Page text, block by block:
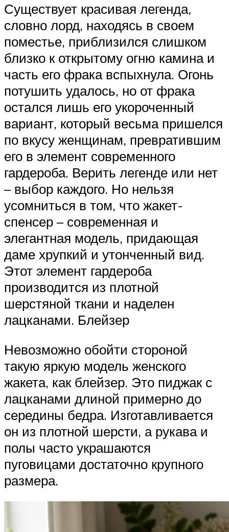
Существует красивая легенда,
словно лорд, находясь в своем
поместье, приблизился слишком
близко к открытому огню камина и
часть его фрака вспыхнула. Огонь
потушить удалось, но от фрака
остался лишь его укороченный
вариант, который весьма пришелся
по вкусу женщинам, превратившим
его в элемент современного
гардероба. Верить легенде или нет
– выбор каждого. Но нельзя
усомниться в том, что жакет-
спенсер – современная и
элегантная модель, придающая
даме хрупкий и утонченный вид.
Этот элемент гардероба
производится из плотной
шерстяной ткани и наделен
лацканами. Блейзер
Невозможно обойти стороной
такую яркую модель женского
жакета, как блейзер. Это пиджак с
лацканами длиной примерно до
середины бедра. Изготавливается
он из плотной шерсти, а рукава и
полы часто украшаются
пуговицами достаточно крупного
размера.